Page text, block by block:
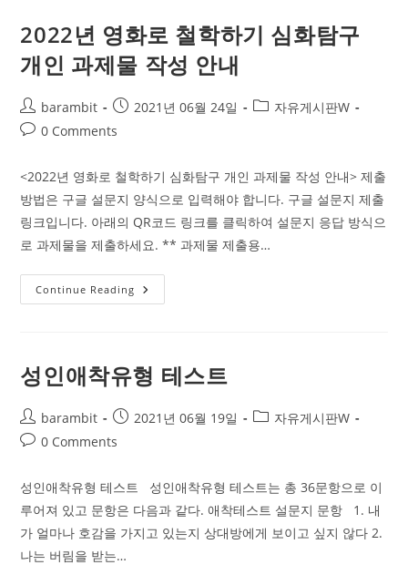
구-
에
니
어
그
2022년 영화로 철학하기 심화탐구
개인 과제물 작성 안내
Post
author:
barambit
Post
published:
2021년 06월 24일
Post자유게시판W
Post0 Comments
<2022년 영화로 철학하기 심화탐구 개인 과제물 작성 안내> 제출
방법은 구글 설문지 양식으로 입력해야 합니다. 구글 설문지 제출
링크입니다. 아래의 QR코드 링크를 클릭하여 설문지 응답 방식으
로 과제물을 제출하세요. ** 과제물 제출용…
Continue Reading 2022
년
학
하
기
화
과
제
물
작
성
안
성인애착유형 테스트
Post
author:
barambit
Post
published:
2021년 06월 19일
Post자유게시판W
Post0 Comments
성인애착유형 테스트 성인애착유형 테스트는 총 36문항으로 이
루어져 있고 문항은 다음과 같다. 애착테스트 설문지 문항 1. 내
가 얼마나 호감을 가지고 있는지 상대방에게 보이고 싶지 않다 2.
나는 버림을 받는…